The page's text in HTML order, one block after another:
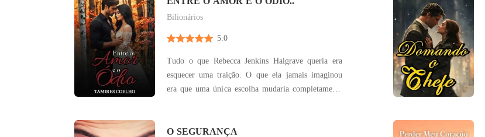
nu e m
Bilionários
5.0
Tudo o que Rebecca Jenkins Halgrave queria era
esquecer uma traição. O que ela jamais imaginou
era que uma única escolha mudaria completamente
algumas horas se transforma em um fim de semana
O SEGURANÇA